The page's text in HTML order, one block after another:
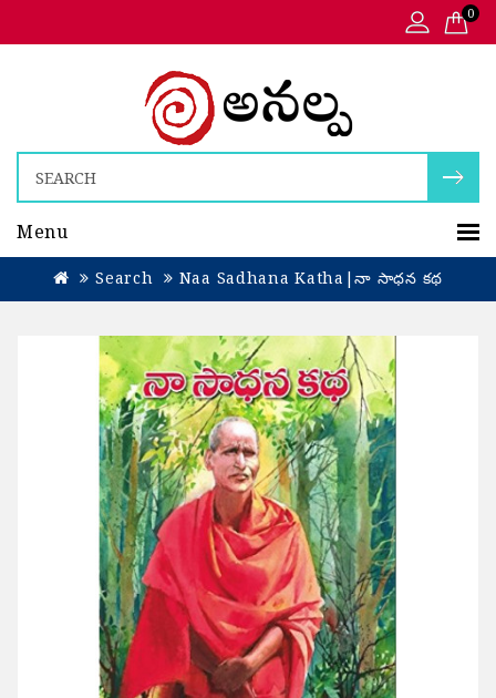
0
Menu
Search Naa Sadhana Katha|నా సాధన కథ